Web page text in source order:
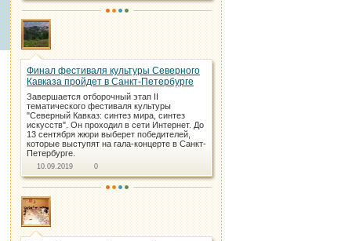
Финал фестиваля культуры Северного
Кавказа пройдет в Санкт-Петербурге
Завершается отборочный этап II
тематического фестиваля культуры
"Северный Кавказ: синтез мира, синтез
искусств". Он проходил в сети Интернет. До
13 сентября жюри выберет победителей,
которые выступят на гала-концерте в Санкт-
Петербурге.
10.09.2019 0